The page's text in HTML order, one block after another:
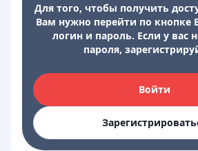
Для того, чтобы получить
Вам нужно перейти по кнопке
логин и пароль. Если у вас
пароля,
Войти